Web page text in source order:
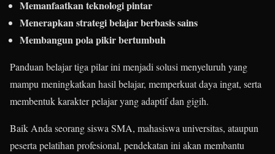
Memanfaatkan teknologi pintar
Menerapkan strategi belajar berbasis sains
Membangun pola pikir bertumbuh
Panduan belajar tiga pilar ini menjadi solusi menyeluruh yang
mampu meningkatkan hasil belajar, memperkuat daya ingat, serta
membentuk karakter pelajar yang adaptif dan gigih.
Baik Anda seorang siswa SMA, mahasiswa universitas, ataupun
peserta pelatihan profesional, pendekatan ini akan membantu